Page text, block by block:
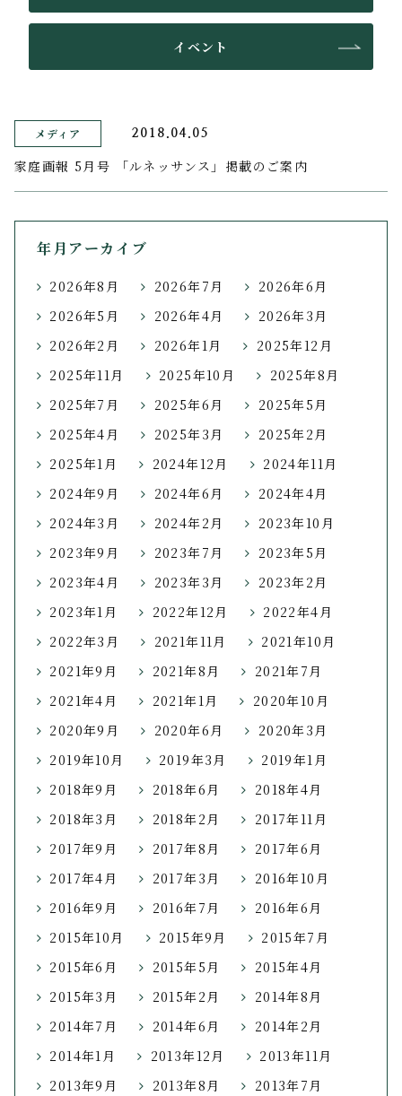
イベント
メディア 2018.04.05
家庭画報 5月号 「ルネッサンス」掲載のご案内
年月アーカイブ
2026年8月 2026年7月
2026年6月
2026年5月
2026年4月
2026年3月
2026年2月
2026年1月
2025年12月
2025年11月
2025年10月
2025年8月
2025年7月
2025年6月
2025年5月
2025年4月
2025年3月
2025年2月
2025年1月
2024年12月
2024年11月
2024年9月
2024年6月
2024年4月
2024年3月
2024年2月
2023年10月
2023年9月
2023年7月
2023年5月
2023年4月
2023年3月
2023年2月
2023年1月
2022年12月
2022年4月
2022年3月
2021年11月
2021年10月
2021年9月
2021年8月
2021年7月
2021年4月
2021年1月
2020年10月
2020年9月
2020年6月
2020年3月
2019年10月
2019年3月
2019年1月
2018年9月
2018年6月
2018年4月
2018年3月
2018年2月
2017年11月
2017年9月
2017年8月
2017年6月
2017年4月
2017年3月
2016年10月
2016年9月
2016年7月
2016年6月
2015年10月
2015年9月
2015年7月
2015年6月
2015年5月
2015年4月
2015年3月
2015年2月
2014年8月
2014年7月
2014年6月
2014年2月
2014年1月
2013年12月
2013年11月
2013年9月
2013年8月
2013年7月